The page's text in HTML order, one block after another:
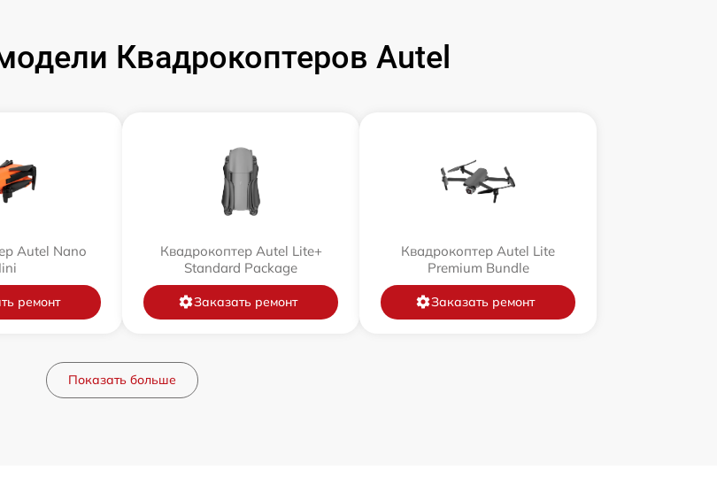
Квадрокоптеров Autel
Autel Nano
ремонт
Квадрокоптер Autel Lite+
Standard Package
Заказать ремонт
Квадрокоптер Autel Lite
Premium Bundle
Заказать ремонт
Показать больше